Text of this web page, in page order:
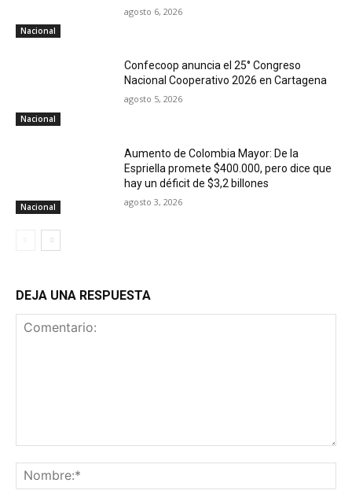
Nacional
agosto 6, 2026
Nacional
Confecoop anuncia el 25° Congreso
Nacional Cooperativo 2026 en Cartagena
agosto 5, 2026
Nacional
Aumento de Colombia Mayor: De la
Espriella promete $400.000, pero dice que
hay un déficit de $3,2 billones
agosto 3, 2026
DEJA UNA RESPUESTA